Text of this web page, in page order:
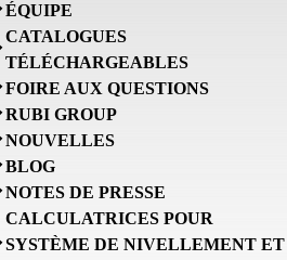
ÉQUIPE
CATALOGUES
TÉLÉCHARGEABLES
FOIRE AUX QUESTIONS
RUBI GROUP
NOUVELLES
BLOG
NOTES DE PRESSE
CALCULATRICES POUR
SYSTÈME DE NIVELLEMENT ET